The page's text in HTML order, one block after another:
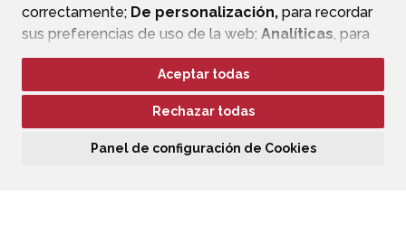
correctamente; De personalización, para recordar
sus preferencias de uso de la web; Analíticas, para
mejorar el funcionamiento de la web y sus servicios.
Si acepta pulsando el botón“Aceptar todas”
consideramos que acepta su uso. Si pulsa el botón
ninguna acción, se guardarán las cookies técnicas
Aceptar todas
Rechazar todas
Panel de configuración de Cookies